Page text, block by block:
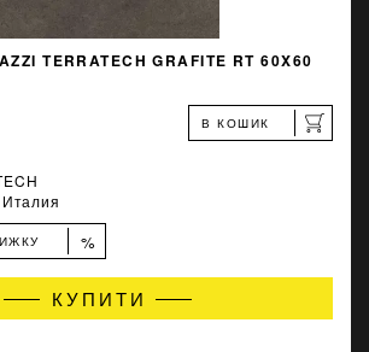
TERRATECH GRAFITE RT 60X60
В КОШИК
Италия
%
КУПИТИ